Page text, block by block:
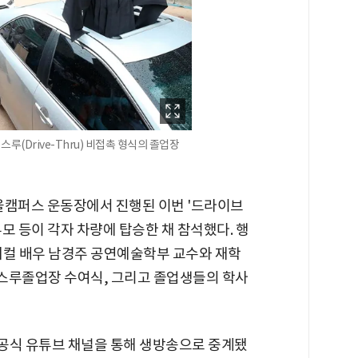
루(Drive-Thru) 비접촉 형식의 졸업장
퍼스 운동장에서 진행된 이번 '드라이브
등이 각자 차량에 탑승한 채 참석했다. 행
배우 남경주 공연예술학부 교수와 재학
루졸업장 수여식, 그리고 졸업생들의 학사
식 유튜브 채널을 통해 생방송으로 중계됐